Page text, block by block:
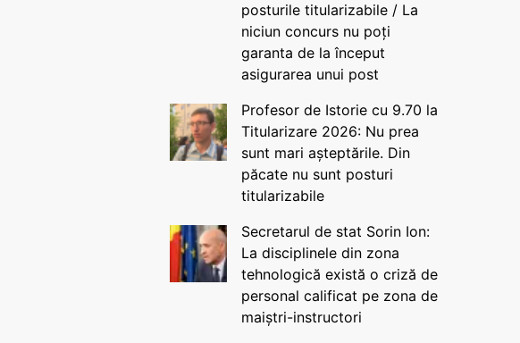
posturile titularizabile / La
niciun concurs nu poți
garanta de la început
asigurarea unui post
Profesor de Istorie cu 9.70 la
Titularizare 2026: Nu prea
sunt mari așteptările. Din
păcate nu sunt posturi
titularizabile
Secretarul de stat Sorin Ion:
La disciplinele din zona
tehnologică există o criză de
personal calificat pe zona de
maiștri-instructori